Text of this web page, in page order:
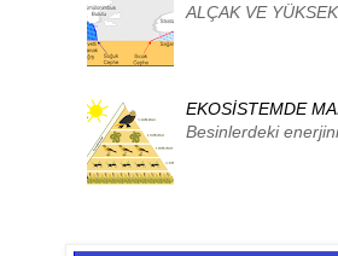
ALÇAK VE
EKOSİSTEMDE
Besinlerdeki